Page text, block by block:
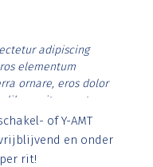
adipiscing
elementum
ornare, eros dolor
libero vitae erat.
id rutrum lorem
tristique posuere.
of Y-AMT
en onder
rit!